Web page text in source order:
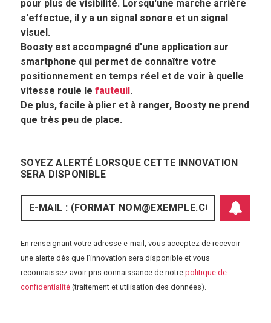
pour plus de visibilité. Lorsqu'une marche arrière
s'effectue, il y a un signal sonore et un signal
visuel.
Boosty est accompagné d'une application sur
smartphone qui permet de connaître votre
positionnement en temps réel et de voir à quelle
vitesse roule le fauteuil .
De plus, facile à plier et à ranger, Boosty ne prend
que très peu de place.
SOYEZ ALERTÉ LORSQUE CETTE INNOVATION
SERA DISPONIBLE
E-mail
En renseignant votre adresse e-mail, vous acceptez de recevoir
une alerte dès que l’innovation sera disponible et vous
reconnaissez avoir pris connaissance de notre politique de
confidentialité (traitement et utilisation des données).